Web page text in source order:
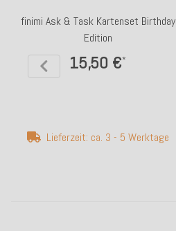
finimi Ask & Task Kartenset Birthday
Edition
15,50 €*
Lieferzeit: ca. 3 - 5 Werktage